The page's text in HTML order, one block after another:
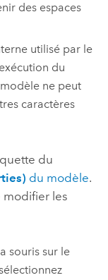
des espaces
utilisé par le
du
ne peut
caractères
du
du modèle.
modifier les
souris sur le